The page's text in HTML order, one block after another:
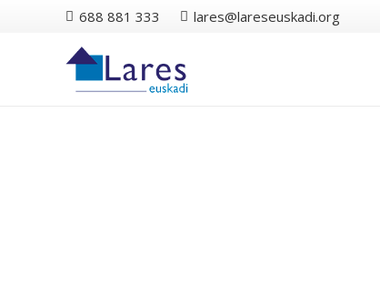
688 881 333 lares@lareseuskadi.org